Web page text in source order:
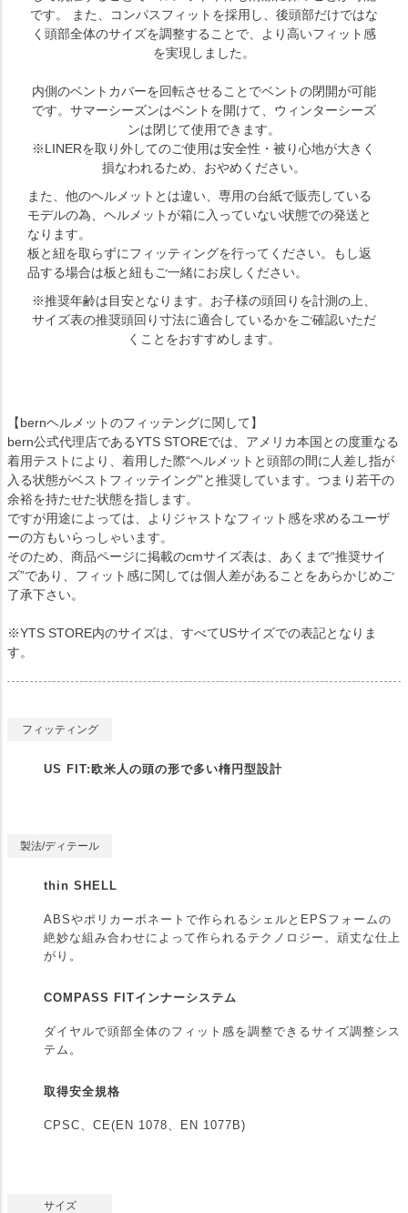
です。 また、コンパスフィットを採用し、後頭部だけではな
く頭部全体のサイズを調整することで、より高いフィット感
を実現しました。
内側のベントカバーを回転させることでベントの閉開が可能
です。サマーシーズンはベントを開けて、ウィンターシーズ
ンは閉じて使用できます。
※LINERを取り外してのご使用は安全性・被り心地が大きく
損なわれるため、おやめください。
また、他のヘルメットとは違い、専用の台紙で販売している
モデルの為、ヘルメットが箱に入っていない状態での発送と
なります。
板と紐を取らずにフィッティングを行ってください。もし返
品する場合は板と紐もご一緒にお戻しください。
※推奨年齢は目安となります。お子様の頭回りを計測の上、
サイズ表の推奨頭回り寸法に適合しているかをご確認いただ
くことをおすすめします。
【bernヘルメットのフィッテングに関して】
bern公式代理店であるYTS STOREでは、アメリカ本国との度重なる
着用テストにより、着用した際“ヘルメットと頭部の間に人差し指が
入る状態がベストフィッテイング”と推奨しています。つまり若干の
余裕を持たせた状態を指します。
ですが用途によっては、よりジャストなフィット感を求めるユーザ
ーの方もいらっしゃいます。
そのため、商品ページに掲載のcmサイズ表は、あくまで“推奨サイ
ズ”であり、フィット感に関しては個人差があることをあらかじめご
了承下さい。
※YTS STORE内のサイズは、すべてUSサイズでの表記となりま
す。
フィッティング
US FIT:欧米人の頭の形で多い楕円型設計
製法/ディテール
thin SHELL
ABSやポリカーボネートで作られるシェルとEPSフォームの
絶妙な組み合わせによって作られるテクノロジー。頑丈な仕上
がり。
COMPASS FITインナーシステム
ダイヤルで頭部全体のフィット感を調整できるサイズ調整シス
テム。
取得安全規格
CPSC、CE(EN 1078、EN 1077B)
サイズ